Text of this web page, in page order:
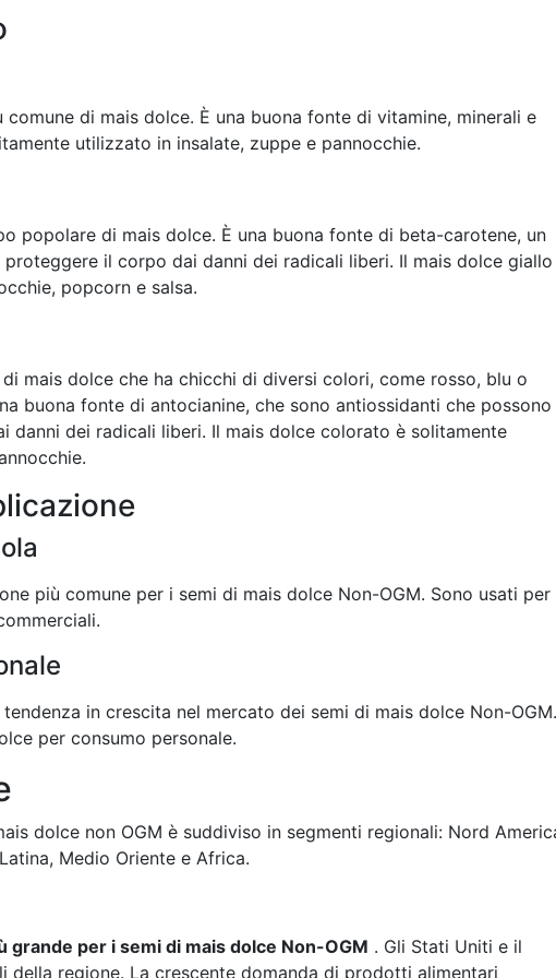
di mais dolce. È una buona fonte di vitamine, minerali e
utilizzato in insalate, zuppe e pannocchie.
popolare di mais dolce. È una buona fonte di beta-carotene, un
il corpo dai danni dei radicali liberi. Il mais dolce giallo
popcorn e salsa.
mais dolce che ha chicchi di diversi colori, come rosso, blu o
buona fonte di antocianine, che sono antiossidanti che possono
danni dei radicali liberi. Il mais dolce colorato è solitamente
più comune per i semi di mais dolce Non-OGM. Sono usati per
in crescita nel mercato dei semi di mais dolce Non-OGM.
per consumo personale.
dolce non OGM è suddiviso in segmenti regionali: Nord
Medio Oriente e Africa.
grande per i semi di mais dolce Non-OGM . Gli Stati Uniti e il
della regione. La crescente domanda di prodotti alimentari